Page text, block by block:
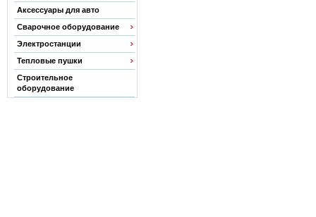
Аксессуары для авто
Сварочное оборудование
Электростанции
Тепловые пушки
Строительное
оборудование